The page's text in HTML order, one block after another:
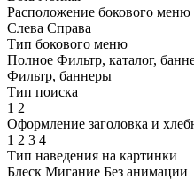
Расположение бокового меню
Слева Справа
Тип бокового меню
Полное Фильтр, каталог,
Фильтр, баннеры
Тип поиска
1 2
Оформление заголовка и
1 2 3 4
Тип наведения на картинки
Блеск Мигание Без анимации